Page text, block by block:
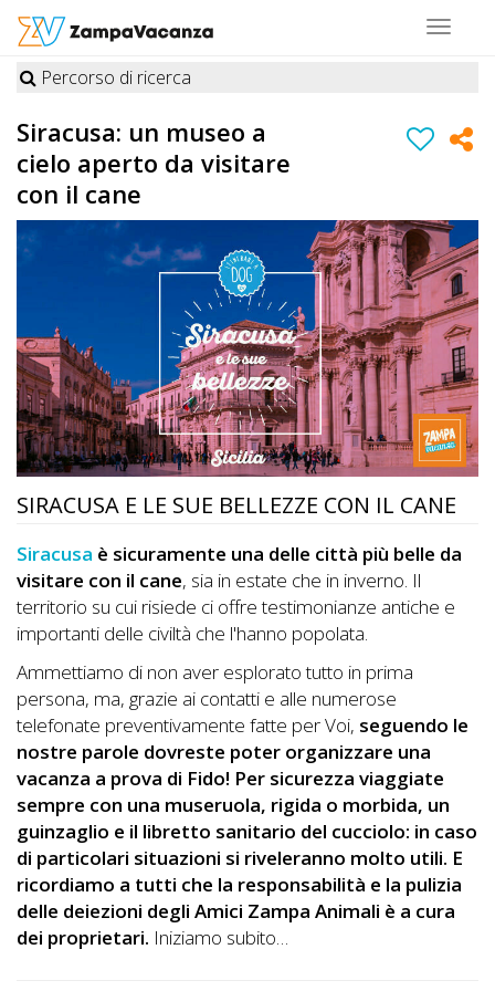
Toggle
A
DOG
DOG
OFFERTE
A
DOG
INFO
A
DOG
CHIEDI
CODICE
SCONTO
Video
Tutorial
Percorso di ricerca
Siracusa: un museo a
cielo aperto da visitare
con il cane
SIRACUSA E LE SUE BELLEZZE CON IL CANE
Siracusa è sicuramente una delle città più belle da
visitare con il cane, sia in estate che in inverno. Il
territorio su cui risiede ci offre testimonianze antiche e
importanti delle civiltà che l'hanno popolata.
Ammettiamo di non aver esplorato tutto in prima
persona, ma, grazie ai contatti e alle numerose
telefonate preventivamente fatte per Voi, seguendo le
nostre parole dovreste poter organizzare una
vacanza a prova di Fido! Per sicurezza viaggiate
sempre con una museruola, rigida o morbida, un
guinzaglio e il libretto sanitario del cucciolo: in caso
di particolari situazioni si riveleranno molto utili. E
ricordiamo a tutti che la responsabilità e la pulizia
delle deiezioni degli Amici Zampa Animali è a cura
dei proprietari. Iniziamo subito…